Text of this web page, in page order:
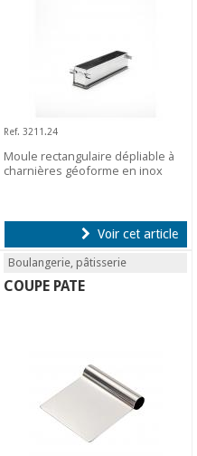
Ref. 3211.24
Moule rectangulaire dépliable à
charnières géoforme en inox
Voir cet article
Boulangerie, pâtisserie
COUPE PATE